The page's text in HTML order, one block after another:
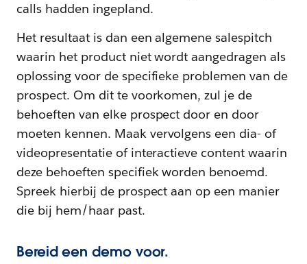
calls hadden ingepland.
Het resultaat is dan een algemene salespitch
waarin het product niet wordt aangedragen als
oplossing voor de specifieke problemen van de
prospect. Om dit te voorkomen, zul je de
behoeften van elke prospect door en door
moeten kennen. Maak vervolgens een dia- of
videopresentatie of interactieve content waarin
deze behoeften specifiek worden benoemd.
Spreek hierbij de prospect aan op een manier
die bij hem/haar past.
Bereid een demo voor.